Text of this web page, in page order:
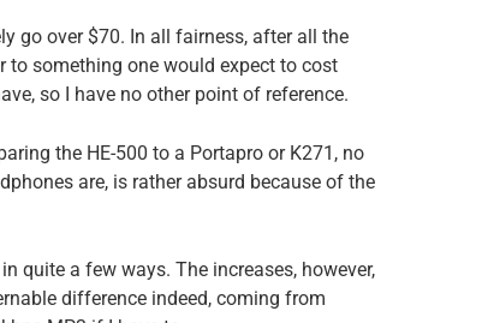
go over $70. In all fairness, after all the
to something one would expect to cost
so I have no other point of reference.
the HE-500 to a Portapro or K271, no
are, is rather absurd because of the
quite a few ways. The increases, however,
difference indeed, coming from